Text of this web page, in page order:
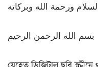
ورحمة الله وبركاته
بسم الله الرحمن الرحيم